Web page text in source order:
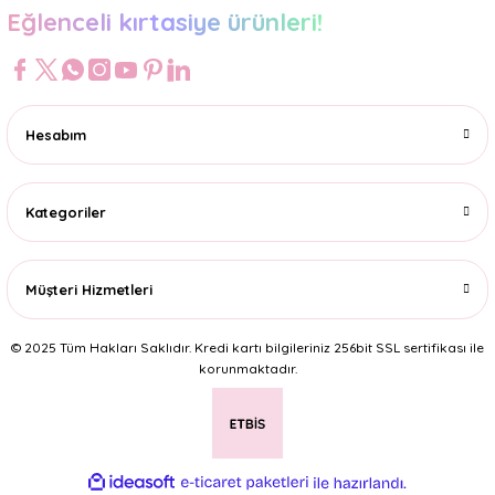
Eğlenceli kırtasiye ürünleri!
Hesabım
Kategoriler
Müşteri Hizmetleri
© 2025 Tüm Hakları Saklıdır. Kredi kartı bilgileriniz 256bit SSL sertifikası ile
korunmaktadır.
ideasoft
e-